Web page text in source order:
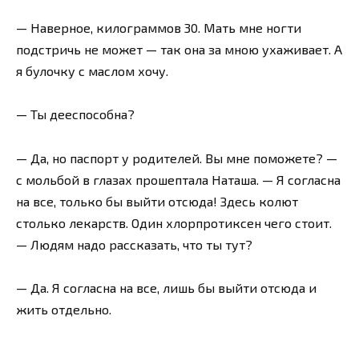
— Наверное, килограммов 30. Мать мне ногти
подстричь не может — так она за мною ухаживает. А
я булочку с маслом хочу.
— Ты дееспособна?
— Да, но паспорт у родителей. Вы мне поможете? —
с мольбой в глазах прошептала Наташа. — Я согласна
на все, только бы выйти отсюда! Здесь колют
столько лекарств. Один хлорпротиксен чего стоит.
— Людям надо рассказать, что ты тут?
— Да. Я согласна на все, лишь бы выйти отсюда и
жить отдельно.